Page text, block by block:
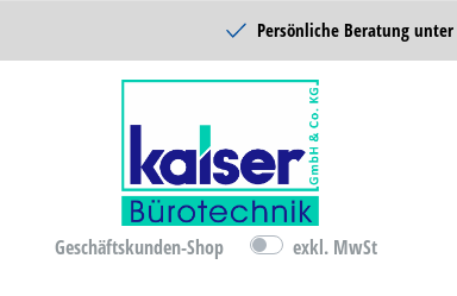
Persönliche Beratung unter
Geschäftskunden-Shop exkl. MwSt
Schulbedarf
Catering & Food
Technik
Lager- &
Betriebsausstattung